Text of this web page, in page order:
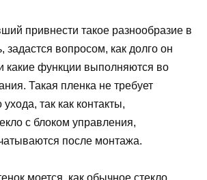
привнести такое разнообразие в
задастся вопросом, как долго он
какие функции выполняются во
Такая пленка не требует
так как контакты,
с блоком управления,
после монтажа.